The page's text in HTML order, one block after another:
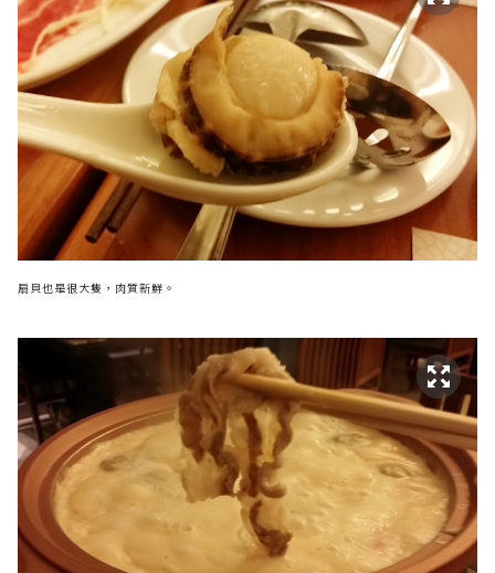
扇貝也是很大隻，肉質新鮮。